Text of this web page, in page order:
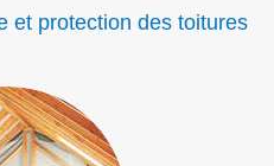
et protection des toitures